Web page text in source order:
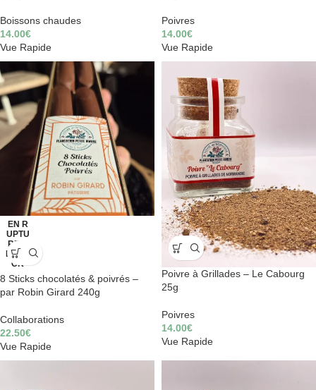
Boissons chaudes
14.00€
Vue Rapide
Poivres
14.00€
Vue Rapide
EN R
UPTU
RE D
E STO
CK
8 Sticks chocolatés & poivrés –
par Robin Girard 240g
Collaborations
22.50€
Vue Rapide
Poivre à Grillades – Le Cabourg
25g
Poivres
14.00€
Vue Rapide